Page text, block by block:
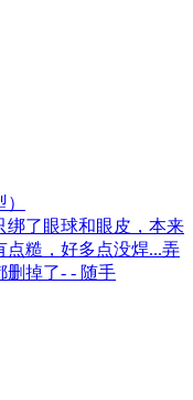
绑了眼球和眼皮，本来
糙，好多点没焊...弄
删掉了- - 随手